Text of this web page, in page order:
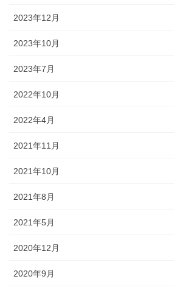
2023年12月
2023年10月
2023年7月
2022年10月
2022年4月
2021年11月
2021年10月
2021年8月
2021年5月
2020年12月
2020年9月